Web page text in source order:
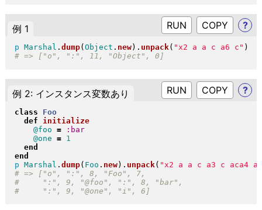
例 1 RUN ?
p Marshal . dump( Object . new) . unpack( " x2 a a c a6 c " )
例 2: インスタンス変数あり RUN ?
class
Foo
def
initialize
@foo =
:bar
@one =
1
end
end
p Marshal . dump( Foo . new) . unpack( " x2 a a c a3 c aca4